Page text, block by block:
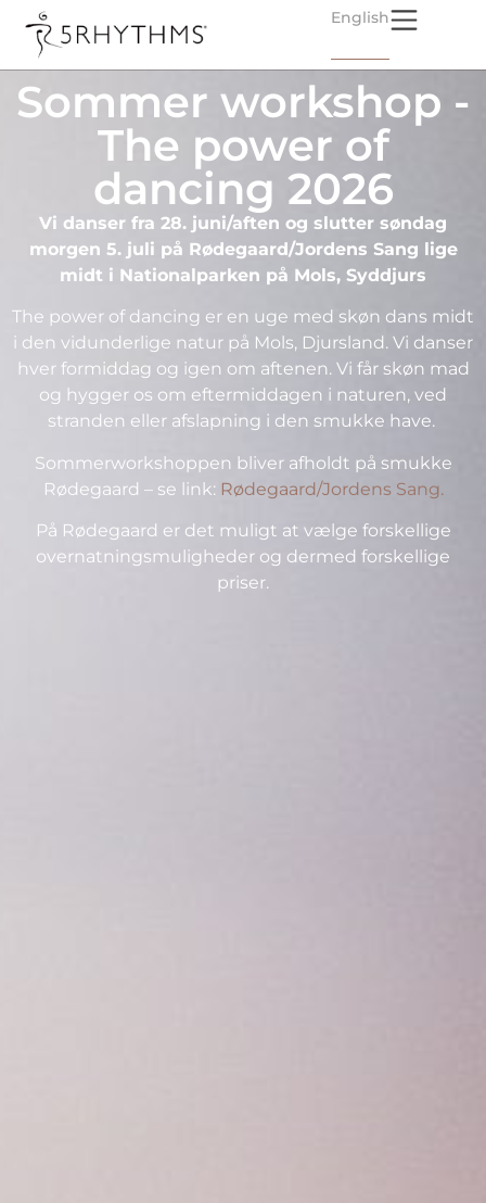
English
Sommer workshop -
The power of
dancing 2026
Vi danser fra 28. juni/aften og slutter søndag
morgen 5. juli på Rødegaard/Jordens Sang lige
midt i Nationalparken på Mols, Syddjurs
The power of dancing er en uge med skøn dans midt
i den vidunderlige natur på Mols, Djursland. Vi danser
hver formiddag og igen om aftenen. Vi får skøn mad
og hygger os om eftermiddagen i naturen, ved
stranden eller afslapning i den smukke have.
Sommerworkshoppen bliver afholdt på smukke
Rødegaard – se link: Rødegaard/Jordens Sang.
På Rødegaard er det muligt at vælge forskellige
overnatningsmuligheder og dermed forskellige
priser.